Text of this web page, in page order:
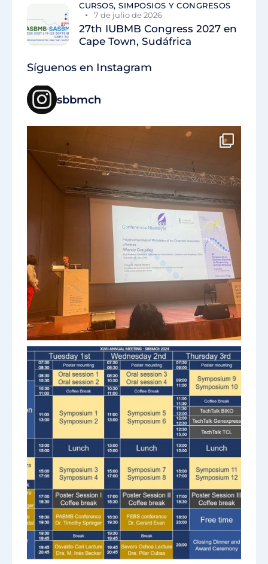
CURSOS, SIMPOSIOS Y CONGRESOS
7 de julio de 2026
27th IUBMB Congress 2027 en
Cape Town, Sudáfrica
Síguenos en Instagram
sbbmch